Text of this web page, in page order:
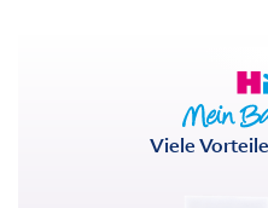
Viele